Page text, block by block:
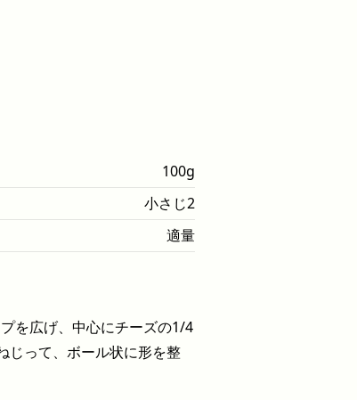
100g
小さじ2
適量
を広げ、中心にチーズの1/4
じって、ボール状に形を整